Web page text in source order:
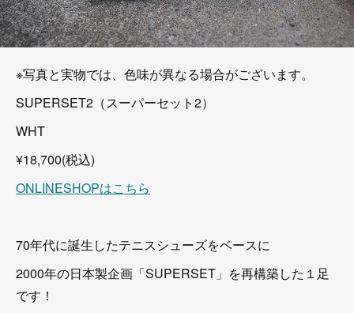
※写真と実物では、色味が異なる場合がございます。
SUPERSET2（スーパーセット2）
WHT
¥18,700(税込)
ONLINESHOPはこちら
70年代に誕生したテニスシューズをベースに
2000年の日本製企画「SUPERSET」を再構築した１足
です！